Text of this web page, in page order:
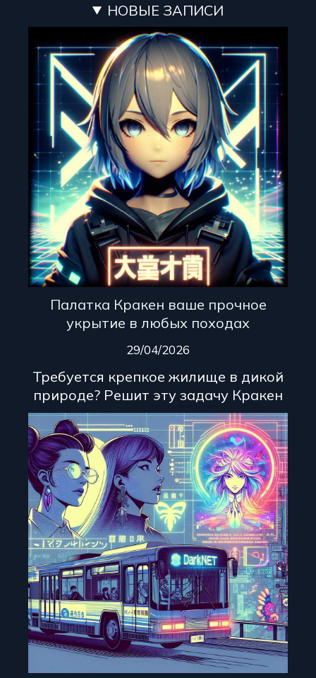
НОВЫЕ ЗАПИСИ
Палатка Кракен ваше прочное
укрытие в любых походах
29/04/2026
Требуется крепкое жилище в дикой
природе? Решит эту задачу Кракен